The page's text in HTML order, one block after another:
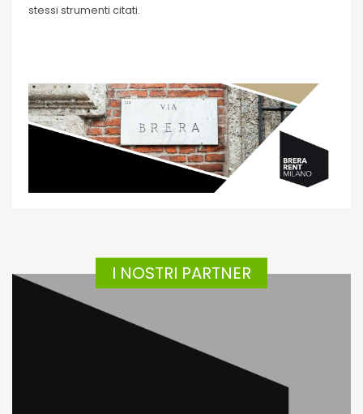
stessi strumenti citati.
I NOSTRI PARTNER